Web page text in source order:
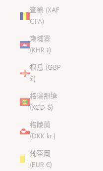
查德 (XAF
CFA)
柬埔寨
(KHR ៛)
根息 (GBP
£)
格瑞那達
(XCD $)
格陵蘭
(DKK kr.)
梵蒂岡
(EUR €)